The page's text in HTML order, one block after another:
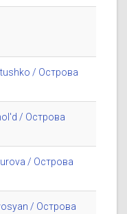
/ Острова
/ Острова
/ Острова
/ Острова